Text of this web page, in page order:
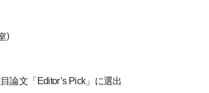
論文「Editor’s Pick」に選出